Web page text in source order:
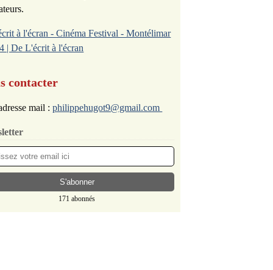
à l'écran - Cinéma Festival - Montélimar
| De L'écrit à l'écran
contacter
mail :philippehugot9@gmail.com
171 abonnés